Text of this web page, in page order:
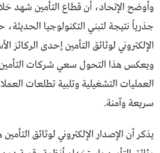
وأوضح الإتحاد، أن قطاع التأمين شهد
جذرياً نتيجة لتبني التكنولوجيا
الإلكتروني لوثائق التأمين إحدى الركائز
ويعكس هذا التحول سعي شركات
العمليات التشغيلية وتلبية تطلعات
سريعة وآمنة.
يذكر أن الإصدار الإلكتروني لوثائق